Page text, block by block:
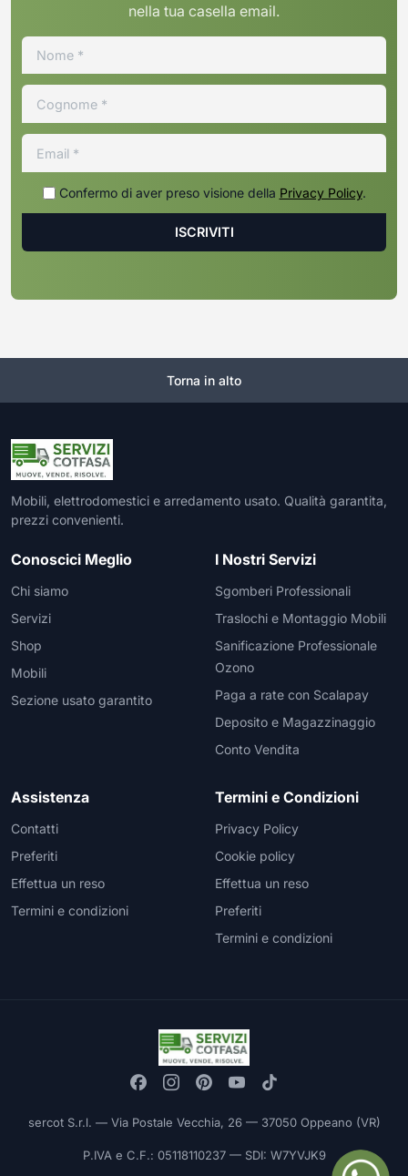
nella tua casella email.
Confermo di aver preso visione della Privacy Policy.
Torna in alto
Mobili, elettrodomestici e arredamento usato. Qualità garantita,
prezzi convenienti.
Conoscici Meglio
Chi siamo
Servizi
Shop
Mobili
Sezione usato garantito
I Nostri Servizi
Sgomberi Professionali
Traslochi e Montaggio Mobili
Sanificazione Professionale
Ozono
Paga a rate con Scalapay
Deposito e Magazzinaggio
Conto Vendita
Assistenza
Contatti
Preferiti
Effettua un reso
Termini e condizioni
Termini e Condizioni
Privacy Policy
Cookie policy
Effettua un reso
Preferiti
Termini e condizioni
sercot S.r.l. — Via Postale Vecchia, 26 — 37050 Oppeano (VR)
P.IVA e C.F.: 05118110237 — SDI: W7YVJK9